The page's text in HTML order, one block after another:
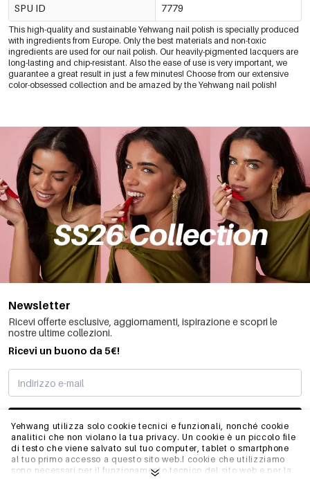
Yehwang utilizza solo cookie tecnici e funzionali, nonché cookie
analitici che non violano la tua privacy. Un cookie è un piccolo file
di testo che viene salvato sul tuo computer, tablet o smartphone
al tuo primo accesso a questo sito web.I cookie che utilizziamo
sono necessari per il funzionamento tecnico del sito web e per la
SPU ID 7779
This high-quality and sustainable Yehwang nail polish is specially produced
with ingredients from Europe. Only the best materials and non-toxic
ingredients are used for our nail polish. Our heavily-pigmented lacquers are
long-lasting and chip-resistant. Also the ease of use is very important, we
guarantee a great result in just a few minutes! Choose from our extensive
color-obsessed collection and be amazed by the Yehwang nail polish!
Newsletter
Ricevi offerte esclusive, aggiornamenti, ispirazione e scopri le
nostre ultime collezioni.
Ricevi un buono da 5€!
MI STO REGISTRANDO
INFO